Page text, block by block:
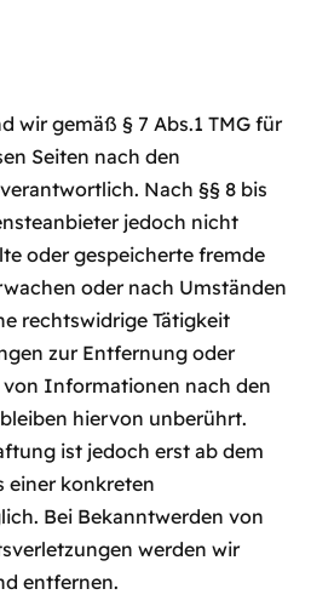
wir gemäß § 7 Abs.1 TMG für
Seiten nach den
Nach §§ 8 bis
jedoch nicht
oder gespeicherte fremde
oder nach Umständen
rechtswidrige Tätigkeit
zur Entfernung oder
Informationen nach den
hiervon unberührt.
ist jedoch erst ab dem
einer konkreten
Bei Bekanntwerden von
werden wir
entfernen.